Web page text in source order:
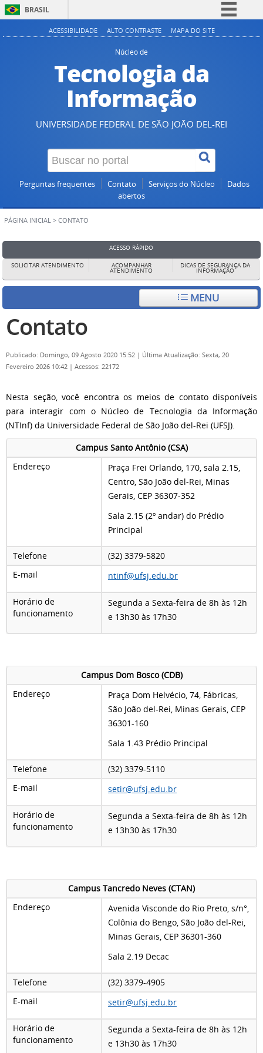
BRASIL
Simplifique!
Participe
Acesso à informação
Legislação
Canais
ACESSIBILIDADE ALTO CONTRASTE MAPA DO SITE
Núcleo de
Tecnologia da
Informação
UNIVERSIDADE FEDERAL DE SÃO JOÃO DEL-REI
Perguntas frequentes Contato Serviços do Núcleo
Dados
abertos
PÁGINA INICIAL > CONTATO
ACESSO RÁPIDO
SOLICITAR ATENDIMENTO ACOMPANHAR
ATENDIMENTO
DICAS DE SEGURANÇA DA
INFORMAÇÃO
MENU
Contato
Publicado: Domingo, 09 Agosto 2020 15:52 | Última Atualização: Sexta, 20
Fevereiro 2026 10:42 | Acessos: 22172
Nesta seção, você encontra os meios de contato disponíveis
para interagir com o Núcleo de Tecnologia da Informação
(NTInf) da Universidade Federal de São João del-Rei (UFSJ).
Campus Santo Antônio (CSA)
Endereço
Praça Frei Orlando, 170, sala 2.15,
Centro, São João del-Rei, Minas
Gerais, CEP 36307-352
Sala 2.15 (2º andar) do Prédio
Principal
Telefone
(32) 3379-5820
E-mail
ntinf@ufsj.edu.br
Horário de
funcionamento
Segunda a Sexta-feira de 8h às 12h
e 13h30 às 17h30
Campus Dom Bosco (CDB)
Endereço
Praça Dom Helvécio, 74, Fábricas,
São João del-Rei, Minas Gerais, CEP
36301-160
Sala 1.43 Prédio Principal
Telefone
(32) 3379-5110
E-mail
setir@ufsj.edu.br
Horário de
funcionamento
Segunda a Sexta-feira de 8h às 12h
e 13h30 às 17h30
Campus Tancredo Neves (CTAN)
Endereço
Avenida Visconde do Rio Preto, s/n°,
Colônia do Bengo, São João del-Rei,
Minas Gerais, CEP 36301-360
Sala 2.19 Decac
Telefone
(32) 3379-4905
E-mail
setir@ufsj.edu.br
Horário de
funcionamento
Segunda a Sexta-feira de 8h às 12h
e 13h30 às 17h30